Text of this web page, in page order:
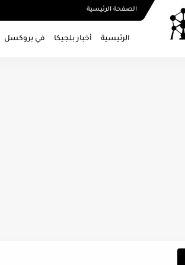
الصفحة الرئيسية
الرئيسية أخبار بلجيكا في بروكسل